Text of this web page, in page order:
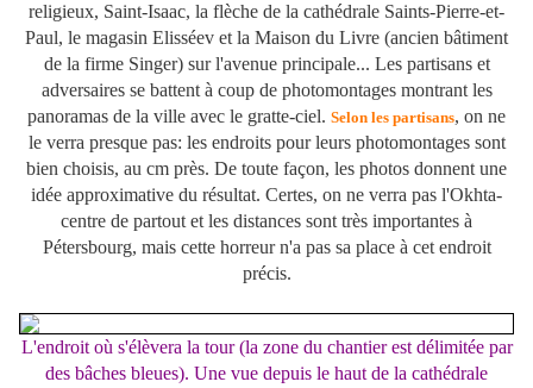
religieux, Saint-Isaac, la flèche de la cathédrale Saints-Pierre-et-
Paul, le magasin Elisséev et la Maison du Livre (ancien bâtiment
de la firme Singer) sur l'avenue principale... Les partisans et
adversaires se battent à coup de photomontages montrant les
panoramas de la ville avec le gratte-ciel. Selon les partisans, on ne
le verra presque pas: les endroits pour leurs photomontages sont
bien choisis, au cm près. De toute façon, les photos donnent une
idée approximative du résultat. Certes, on ne verra pas l'Okhta-
centre de partout et les distances sont très importantes à
Pétersbourg, mais cette horreur n'a pas sa place à cet endroit
précis.
L'endroit où s'élèvera la tour (la zone du chantier est délimitée par
des bâches bleues). Une vue depuis le haut de la cathédrale